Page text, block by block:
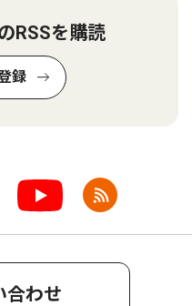
RSSを購読
録
合わせ